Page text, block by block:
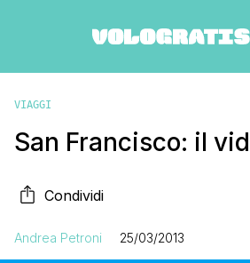
VIAGGI
San Francisco: il
Condividi
Andrea Petroni 25/03/2013